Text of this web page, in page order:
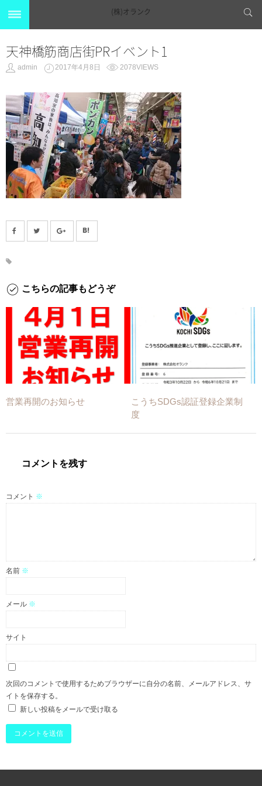
(株)オランク
天神橋筋商店街PRイベント1
admin 2017年4月8日 2078VIEWS
こちらの記事もどうぞ
営業再開のお知らせ
こうちSDGs認証登録企業制
度
コメントを残す
コメント ※
名前 ※
メール ※
サイト
次回のコメントで使用するためブラウザーに自分の名前、メールアドレス、サ
イトを保存する。
新しい投稿をメールで受け取る